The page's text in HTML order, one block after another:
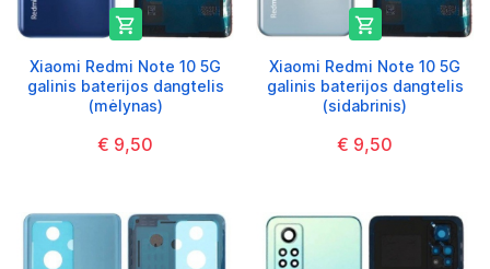

Xiaomi Redmi Note 10 5G
galinis baterijos dangtelis
(mėlynas)
€ 9,50

Xiaomi Redmi Note 10 5G
galinis baterijos dangtelis
(sidabrinis)
€ 9,50